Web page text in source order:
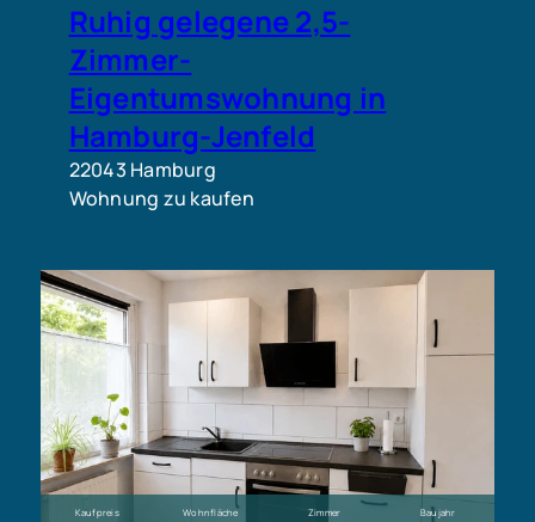
Ruhig gelegene 2,5-
Zimmer-
Eigentumswohnung in
Hamburg-Jenfeld
22043 Hamburg
Wohnung zu kaufen
Kaufpreis Wohnfläche Zimmer Baujahr